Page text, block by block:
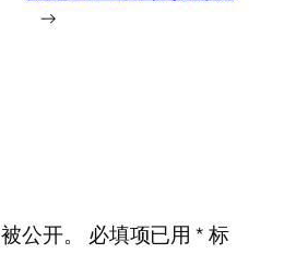
→
公开。
必填项已用*标